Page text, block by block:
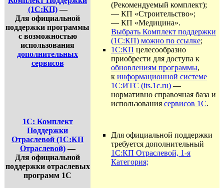
(1С:КП)—
Для официальной
поддержки программы
с возможностью
использования
дополнительных
сервисов
(Рекомендуемый комплект);
— КП «Строительство»;
— КП «Медицина».
Выбрать Комплект поддержки
(1С:КП) можно по ссылке;
1С:КП целесообразно
приобрести для доступа к
обновлениям программы,
к информационной системе
1С:ИТС (its.1c.ru) —
нормативно справочная база и
использования сервисов 1С.
1С: Комплект
Поддержки
Отраслевой (1С:КП
Отраслевой)—
Для официальной
поддержки отраслевых
программ 1С
Для официальной поддержки
требуется дополнительный
1С:КП Отраслевой, 1-я
Категория;